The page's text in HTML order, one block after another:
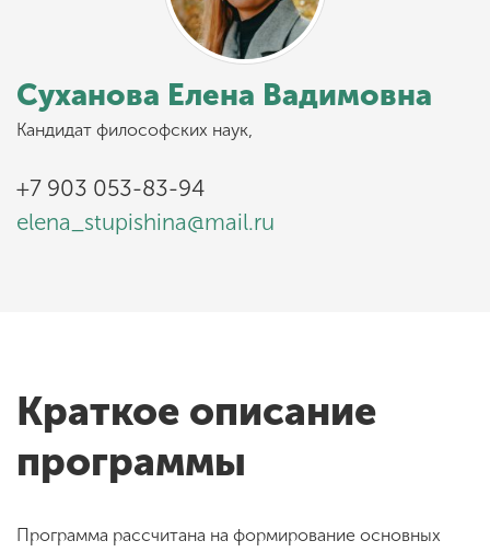
Суханова Елена Вадимовна
Кандидат философских наук,
+7 903 053-83-94
elena_stupishina@mail.ru
Краткое описание
программы
Программа рассчитана на формирование основных